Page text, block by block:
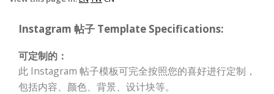
Instagram 帖子 Template Specifications:
可定制的：
此 Instagram 帖子模板可完全按照您的喜好进行定制，
包括内容、颜色、背景、设计块等。